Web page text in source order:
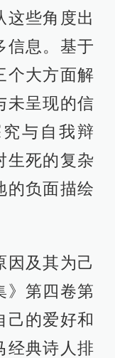
这些角度出
信息。基于
个大方面解
未呈现的信
与自我辩
生死的复杂
的负面描绘
因及其为己
》第四卷第
己的爱好和
经典诗人排